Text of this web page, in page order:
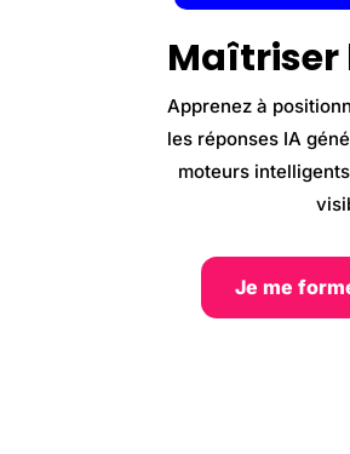
Maîtriser
Apprenez à
les réponses IA
moteurs
Je me